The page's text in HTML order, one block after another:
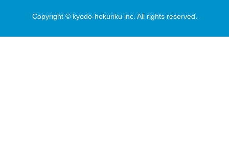
Copyright © kyodo-hokuriku inc. All rights reserved.